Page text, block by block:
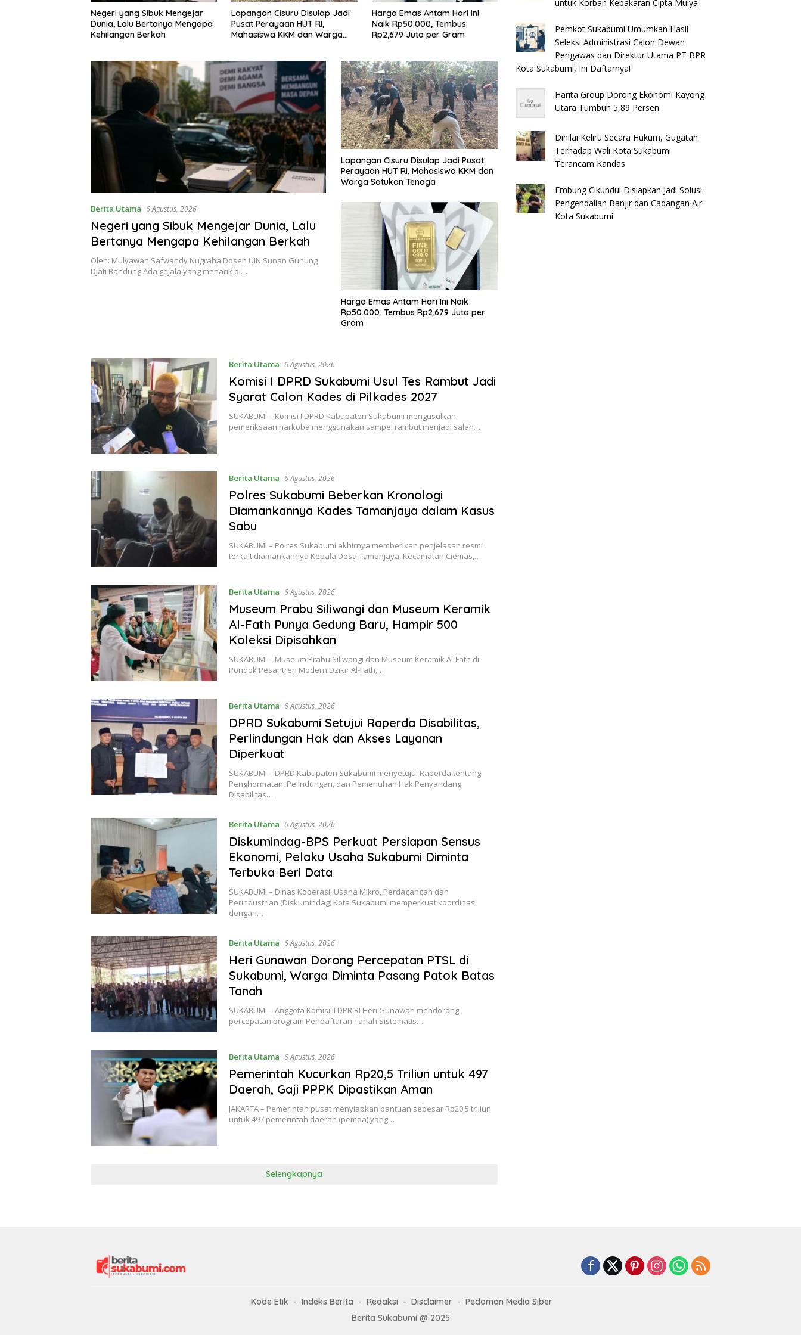
Lapangan Cisuru Disulap Jadi
Pusat Perayaan HUT RI,
Mahasiswa KKM dan Warga
Harga Emas Antam Hari Ini
Naik Rp50.000, Tembus
Rp2,679 Juta per Gram
Komisi I DPRD Sukabumi Usul
Tes Rambut Jadi Syarat Calon
Kades di Pilkades 2027
Kronologi Diamankannya
Kades Tamanjaya dalam
Kasus Sabu
Museum Keramik Al-Fath Punya
Gedung Baru, Hampir 500
Koleksi Dipisahkan
Berita Utama 6 Agustus, 2026
Negeri yang Sibuk Mengejar Dunia, Lalu
Bertanya Mengapa Kehilangan Berkah
Oleh: Mulyawan Safwandy Nugraha Dosen UIN Sunan Gunung
Djati Bandung Ada gejala yang menarik di…
Lapangan Cisuru Disulap Jadi Pusat
Perayaan HUT RI, Mahasiswa KKM dan
Warga Satukan Tenaga
Harga Emas Antam Hari Ini Naik
Rp50.000, Tembus Rp2,679 Juta per
Gram
Berita Utama 6 Agustus, 2026
Komisi I DPRD Sukabumi Usul Tes Rambut Jadi
Syarat Calon Kades di Pilkades 2027
SUKABUMI – Komisi I DPRD Kabupaten Sukabumi mengusulkan
pemeriksaan narkoba menggunakan sampel rambut menjadi salah…
Berita Utama 6 Agustus, 2026
Polres Sukabumi Beberkan Kronologi
Diamankannya Kades Tamanjaya dalam Kasus
Sabu
SUKABUMI – Polres Sukabumi akhirnya memberikan penjelasan resmi
terkait diamankannya Kepala Desa Tamanjaya, Kecamatan Ciemas,…
Berita Utama 6 Agustus, 2026
Museum Prabu Siliwangi dan Museum Keramik
Al-Fath Punya Gedung Baru, Hampir 500
Koleksi Dipisahkan
SUKABUMI – Museum Prabu Siliwangi dan Museum Keramik Al-Fath di
Pondok Pesantren Modern Dzikir Al-Fath,…
Berita Utama 6 Agustus, 2026
DPRD Sukabumi Setujui Raperda Disabilitas,
Perlindungan Hak dan Akses Layanan
Diperkuat
SUKABUMI – DPRD Kabupaten Sukabumi menyetujui Raperda tentang
Penghormatan, Pelindungan, dan Pemenuhan Hak Penyandang
Disabilitas…
Berita Utama 6 Agustus, 2026
Diskumindag-BPS Perkuat Persiapan Sensus
Ekonomi, Pelaku Usaha Sukabumi Diminta
Terbuka Beri Data
SUKABUMI – Dinas Koperasi, Usaha Mikro, Perdagangan dan
Perindustrian (Diskumindag) Kota Sukabumi memperkuat koordinasi
dengan…
Berita Utama 6 Agustus, 2026
Heri Gunawan Dorong Percepatan PTSL di
Sukabumi, Warga Diminta Pasang Patok Batas
Tanah
SUKABUMI – Anggota Komisi II DPR RI Heri Gunawan mendorong
percepatan program Pendaftaran Tanah Sistematis…
Berita Utama 6 Agustus, 2026
Pemerintah Kucurkan Rp20,5 Triliun untuk 497
Daerah, Gaji PPPK Dipastikan Aman
JAKARTA – Pemerintah pusat menyiapkan bantuan sebesar Rp20,5 triliun
untuk 497 pemerintah daerah (pemda) yang…
Selengkapnya
untuk Korban Kebakaran Cipta Mulya
Pemkot Sukabumi Umumkan Hasil
Seleksi Administrasi Calon Dewan
Pengawas dan Direktur Utama PT BPR
Kota Sukabumi, Ini Daftarnya!
Harita Group Dorong Ekonomi Kayong
Utara Tumbuh 5,89 Persen
Dinilai Keliru Secara Hukum, Gugatan
Terhadap Wali Kota Sukabumi
Terancam Kandas
Embung Cikundul Disiapkan Jadi Solusi
Pengendalian Banjir dan Cadangan Air
Kota Sukabumi
Kode Etik Indeks Berita Redaksi Disclaimer
Pedoman Media Siber
Berita Sukabumi @ 2025